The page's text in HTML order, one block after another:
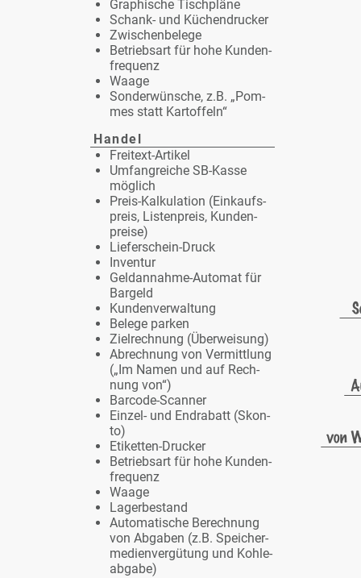
Gra­phi­sche Tisch­plä­ne
Schank- und Kü­chen­dru­cker
Zwi­schen­be­le­ge
Be­triebs­art für ho­he Kun­den­
fre­quenz
Waa­ge
Son­der­wün­sche, z.B. „Pom­
mes statt Kar­tof­feln“
Han­del
Frei­text-Ar­ti­kel
Um­fang­rei­che SB-Kas­se
mög­lich
Preis-Kal­ku­la­ti­on (Ein­kaufs­
preis, Lis­ten­preis, Kun­den­
prei­se)
Lie­fer­schein-Druck
In­ven­tur
Geld­an­nah­me-Au­to­mat für
Bar­geld
Kun­den­ver­wal­tung
Be­le­ge par­ken
Ziel­rech­nung (Über­wei­sung)
Ab­rech­nung von Ver­mitt­lung
(„Im Na­men und auf Rech­
nung von“)
Bar­code-Scan­ner
Ein­zel- und En­dra­batt (Skon­
to)
Eti­ket­ten-Dru­cker
Be­triebs­art für ho­he Kun­den­
fre­quenz
Waa­ge
La­ger­be­stand
Au­to­ma­ti­sche Be­rech­nung
von Ab­ga­ben (z.B. Spei­cher­
me­di­en­ver­gü­tung und Koh­le­
ab­ga­be)